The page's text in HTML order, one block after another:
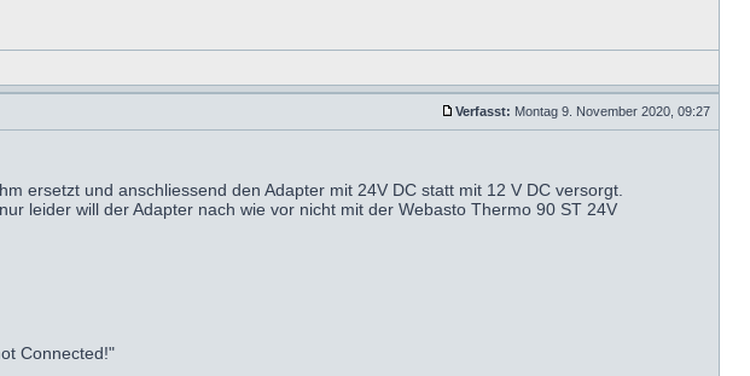
Verfasst: Montag 9. November 2020, 09:27
ersetzt und anschliessend den Adapter mit 24V DC statt mit 12 V DC versorgt.
leider will der Adapter nach wie vor nicht mit der Webasto Thermo 90 ST 24V
Connected!"